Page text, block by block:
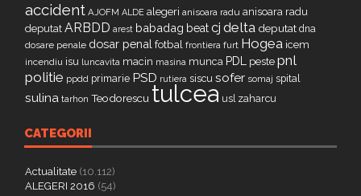
accident AJOFM ALDE alegeri anisoara radu anisoara radu
deputat ARBDD arest babadag beatcj delta deputat dna
dosare penale dosar penal fotbal frontiera furt Hogea icem
incendiu isu luncavita macin masina munca PDL peste pnl
politie ppdd primarie PSD rutiera siscu sofer somaj spital
sulina tarhon Teodorescu tulcea usl zaharcu
CATEGORII
Actualitate (10.112)
ALEGERI 2016 (54)